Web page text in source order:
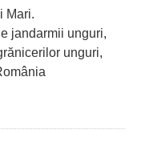
Mari.
jandarmii unguri,
unguri,